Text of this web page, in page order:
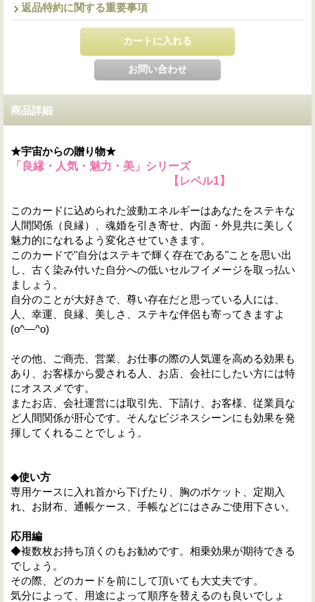
返品特約に関する重要事項
商品詳細
★宇宙からの贈り物★
「良縁・人気・魅力・美」シリーズ
【レベル1】
このカードに込められた波動エネルギーはあなたをステキな
人間関係（良縁）、魂婚を引き寄せ、内面・外見共に美しく
魅力的になれるよう変化させていきます。
このカードで"自分はステキで輝く存在である"ことを思い出
し、古く染み付いた自分への低いセルフイメージを取っ払い
ましょう。
自分のことが大好きで、尊い存在だと思っている人には、
人、幸運、良縁、美しさ、ステキな伴侶も寄ってきますよ
(o^―^o)
その他、ご商売、営業、お仕事の際の人気運を高める効果も
あり、お客様から愛される人、お店、会社にしたい方には特
にオススメです。
またお店、会社運営には取引先、下請け、お客様、従業員な
ど人間関係が肝心です。そんなビジネスシーンにも効果を発
揮してくれることでしょう。
◆使い方
専用ケースに入れ首から下げたり、胸のポケット、定期入
れ、お財布、通帳ケース、手帳などにはさみご使用下さい。
応用編
◆複数枚お持ち頂くのもお勧めです。相乗効果が期待できる
でしょう。
その際、どのカードを前にして頂いても大丈夫です。
気分によって、用途によって順序を替えるのも良いでしょ